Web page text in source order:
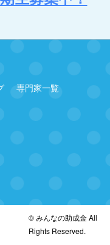
専門家一覧
© みんなの助成金 All
Rights Reserved.